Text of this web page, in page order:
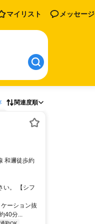
マイリスト メッセージ
関連度順
和邇徒歩約
い。 【シフ
ーション抜
40分...